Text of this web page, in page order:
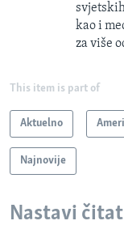
kao i
za više
This item is part of
Aktuelno
Najnovije
Nastavi